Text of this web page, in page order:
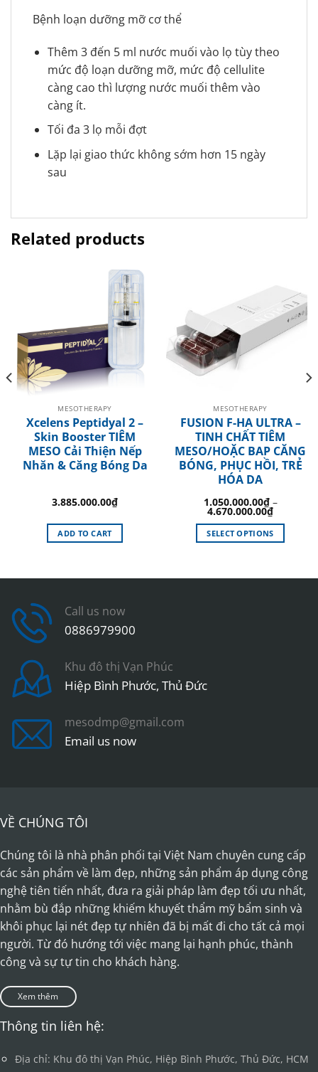
Bệnh loạn dưỡng mỡ cơ thể
Thêm 3 đến 5 ml nước muối vào lọ tùy theo
mức độ loạn dưỡng mỡ, mức độ cellulite
càng cao thì lượng nước muối thêm vào
càng ít.
Tối đa 3 lọ mỗi đợt
Lặp lại giao thức không sớm hơn 15 ngày
sau
Related products
MESOTHERAPY
Xcelens Peptidyal 2 –
Skin Booster TIÊM
MESO Cải Thiện Nếp
Nhăn & Căng Bóng Da
3.885.000.00₫
ADD TO CART
MESOTHERAPY
FUSION F-HA ULTRA –
TINH CHẤT TIÊM
MESO/HOẶC BAP CĂNG
BÓNG, PHỤC HỒI, TRẺ
HÓA DA
1.050.000.00₫–
4.670.000.00₫
SELECT OPTIONS
has
Call us now
0886979900
Khu đô thị Vạn Phúc
Hiệp Bình Phước, Thủ Đức
mesodmp@gmail.com
Email us now
VỀ CHÚNG TÔI
Chúng tôi là nhà phân phối tại Việt Nam chuyên cung cấp
các sản phẩm về làm đẹp, những sản phẩm áp dụng công
nghệ tiên tiến nhất, đưa ra giải pháp làm đẹp tối ưu nhất,
nhằm bù đắp những khiếm khuyết thẩm mỹ bẩm sinh và
khôi phục lại nét đẹp tự nhiên đã bị mất đi cho tất cả mọi
người. Từ đó hướng tới việc mang lại hạnh phúc, thành
công và sự tự tin cho khách hàng.
Xem thêm
Thông tin liên hệ:
Địa chỉ: Khu đô thị Vạn Phúc, Hiệp Bình Phước, Thủ Đức, HCM